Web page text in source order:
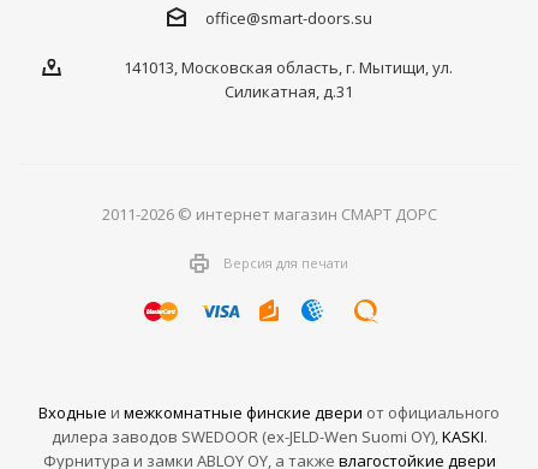
office@smart-doors.su
141013, Московская область, г. Мытищи, ул.
Силикатная, д.31
2011-2026 © интернет магазин СМАРТ ДОРС
Версия для печати
Входные и межкомнатные финские двери от официального
дилера заводов SWEDOOR (ex-JELD-Wen Suomi OY),KASKI.
Фурнитура и замки ABLOY OY, а также влагостойкие двери